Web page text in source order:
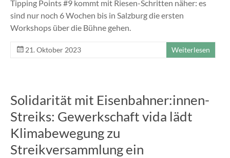
Tipping Points #9 kommt mit Riesen-Schritten näher: es
sind nur noch 6 Wochen bis in Salzburg die ersten
Workshops über die Bühne gehen.
21. Oktober 2023 Weiterlesen
Solidarität mit Eisenbahner:innen-
Streiks: Gewerkschaft vida lädt
Klimabewegung zu
Streikversammlung ein